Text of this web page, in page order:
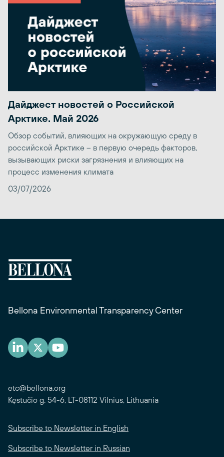
Дайджест новостей о Российской
Арктике. Май 2026
Обзор событий, влияющих на окружающую среду в
российской Арктике – в первую очередь факторов,
вызывающих риски загрязнения и влияющих на
процесс изменения климата
03/07/2026
Bellona Environmental Transparency Center
etc@bellona.org
Kęstučio g. 54-6, LT-08112 Vilnius, Lithuania
Subscribe to Newsletter in English
Subscribe to Newsletter in Russian